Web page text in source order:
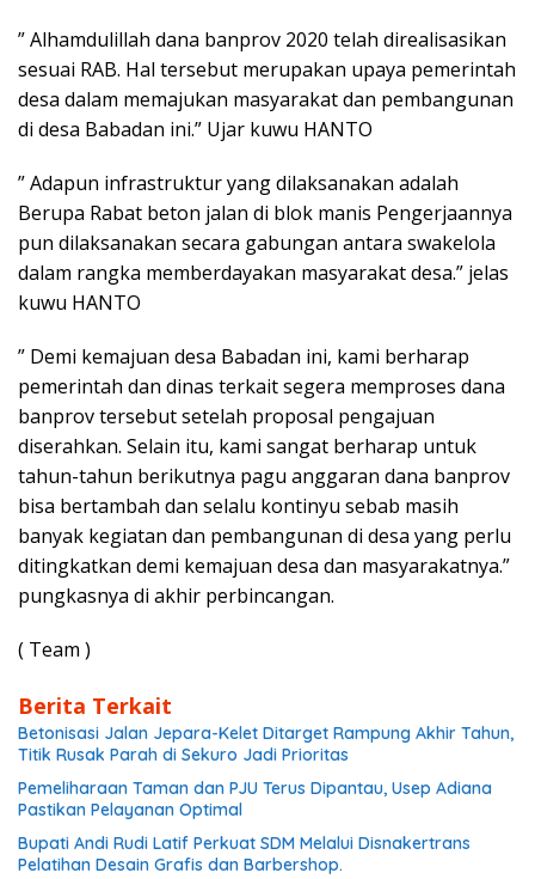
” Alhamdulillah dana banprov 2020 telah direalisasikan
sesuai RAB. Hal tersebut merupakan upaya pemerintah
desa dalam memajukan masyarakat dan pembangunan
di desa Babadan ini.” Ujar kuwu HANTO
” Adapun infrastruktur yang dilaksanakan adalah
Berupa Rabat beton jalan di blok manis Pengerjaannya
pun dilaksanakan secara gabungan antara swakelola
dalam rangka memberdayakan masyarakat desa.” jelas
kuwu HANTO
” Demi kemajuan desa Babadan ini, kami berharap
pemerintah dan dinas terkait segera memproses dana
banprov tersebut setelah proposal pengajuan
diserahkan. Selain itu, kami sangat berharap untuk
tahun-tahun berikutnya pagu anggaran dana banprov
bisa bertambah dan selalu kontinyu sebab masih
banyak kegiatan dan pembangunan di desa yang perlu
ditingkatkan demi kemajuan desa dan masyarakatnya.”
pungkasnya di akhir perbincangan.
( Team )
Berita Terkait
Betonisasi Jalan Jepara-Kelet Ditarget Rampung Akhir Tahun,
Titik Rusak Parah di Sekuro Jadi Prioritas
Pemeliharaan Taman dan PJU Terus Dipantau, Usep Adiana
Pastikan Pelayanan Optimal
Bupati Andi Rudi Latif Perkuat SDM Melalui Disnakertrans
Pelatihan Desain Grafis dan Barbershop.